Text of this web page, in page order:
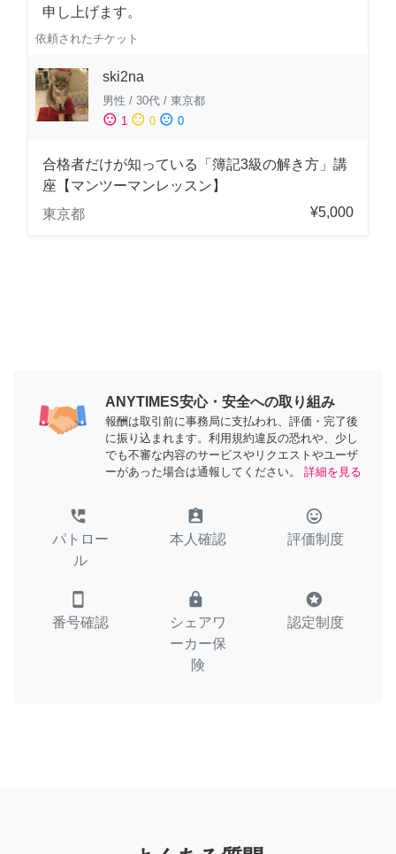
申し上げます。
依頼されたチケット
ski2na
男性 / 30代 / 東京都
sentiment_satisfied 1 sentiment_neutral 0 sentiment_dissatisfied 0
合格者だけが知っている「簿記3級の解き方」講
座【マンツーマンレッスン】
東京都
¥5,000
ANYTIMES安心・安全への取り組み
報酬は取引前に事務局に支払われ、評価・完了後
に振り込まれます。利用規約違反の恐れや、少し
でも不審な内容のサービスやリクエストやユーザ
ーがあった場合は通報してください。
詳細を見る
perm_phone_msg
パトロー
ル
assignment_ind
本人確認
tag_faces
評価制度
smartphone
番号確認
lock
シェアワ
ーカー保
険
stars
認定制度